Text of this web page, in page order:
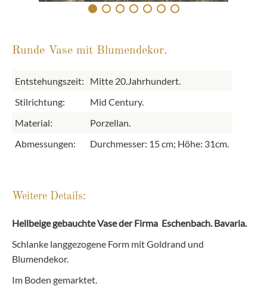
Runde Vase mit Blumendekor.
Entstehungszeit:
Mitte 20.Jahrhundert.
Stilrichtung:
Mid Century.
Material:
Porzellan.
Abmessungen:
Durchmesser: 15 cm; Höhe: 31cm.
Weitere Details:
Hellbeige gebauchte Vase der Firma Eschenbach. Bavaria.
Schlanke langgezogene Form mit Goldrand und
Blumendekor.
Im Boden gemarktet.